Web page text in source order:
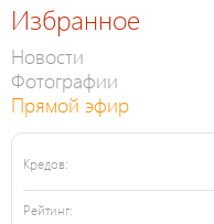
Избранное
Новости
Фотографии
Прямой эфир
Кредов:
Рейтинг: